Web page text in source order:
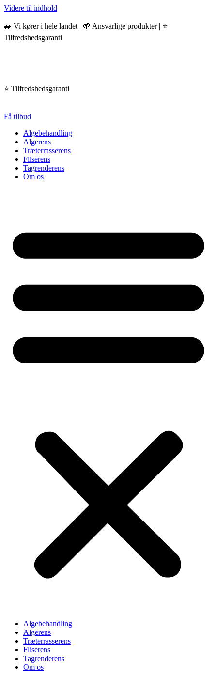
Videre til indhold
🚙 Vi kører i hele landet | 🌱 Ansvarlige produkter | ⭐️
Tilfredshedsgaranti
⭐️ Tilfredshedsgaranti
Få tilbud
Algebehandling
Algerens
Træterrasserens
Fliserens
Tagrenderens
Om os
Algebehandling
Algerens
Træterrasserens
Fliserens
Tagrenderens
Om os